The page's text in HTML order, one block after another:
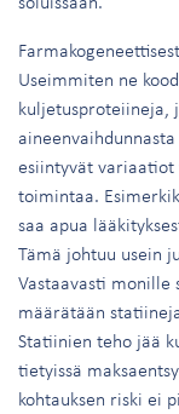
Useimmiten ne
kuljetusproteiineja,
esiintyvät
toimintaa.
saa apua
Tämä johtuu usein
Vastaavasti
määrätään
Statiinien teho jää
tietyissä
kohtauksen riski ei